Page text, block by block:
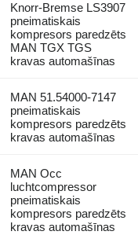
Knorr-Bremse LS3907
pneimatiskais
kompresors paredzēts
MAN TGX TGS
kravas automašīnas
MAN 51.54000-7147
pneimatiskais
kompresors paredzēts
kravas automašīnas
MAN Occ
luchtcompressor
pneimatiskais
kompresors paredzēts
kravas automašīnas